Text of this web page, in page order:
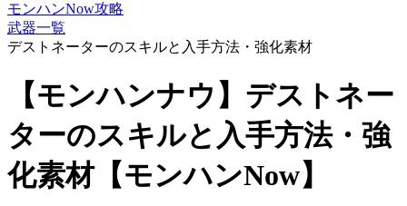
モンハンNow攻略
武器一覧
デストネーターのスキルと入手方法・強化素材
【モンハンナウ】デストネー
ターのスキルと入手方法・強
化素材【モンハンNow】